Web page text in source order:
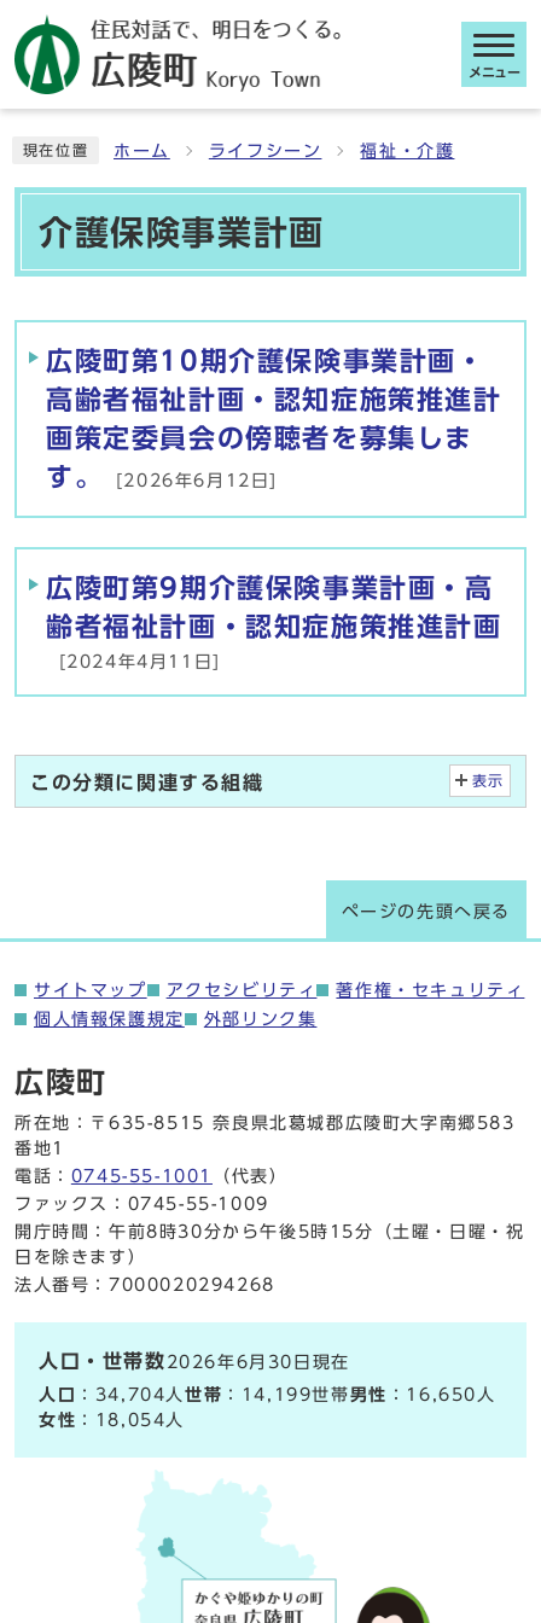
メニュー
現在位置 ホーム ライフシーン 福祉・介護
介護保険事業計画
メインメニュー
広陵町第10期介護保険事業計画・
高齢者福祉計画・認知症施策推進計
画策定委員会の傍聴者を募集しま
す。
[2026年6月12日]
広陵町第9期介護保険事業計画・高
齢者福祉計画・認知症施策推進計画
[2024年4月11日]
この分類に関連する組織 表示
ページの先頭へ戻る
サイトマップ アクセシビリティ
著作権・セキュリティ
個人情報保護規定
外部リンク集
広陵町
所在地：〒635-8515 奈良県北葛城郡広陵町大字南郷583
番地1
電話： 0745-55-1001
（代表）
ファックス：0745-55-1009
開庁時間：午前8時30分から午後5時15分（土曜・日曜・祝
日を除きます）
法人番号：7000020294268
人口・世帯数 2026年6月30日現在
人口
：34,704人世帯 ：14,199世帯男性 ：16,650人
女性 ：18,054人